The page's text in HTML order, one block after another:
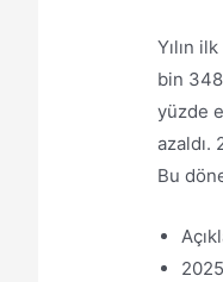
Yılın
bin
yüzde
azaldı.
Bu